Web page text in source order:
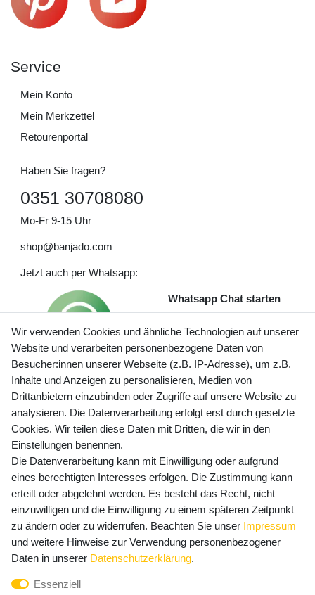
Service
Mein Konto
Mein Merkzettel
Retourenportal
Haben Sie fragen?
0351 30708080
Mo-Fr 9-15 Uhr
shop@banjado.com
Jetzt auch per Whatsapp:
Whatsapp Chat starten
Preisangaben inkl. gesetzl. MwSt. und zzgl. Service- und
Versandkosten
Newsletter Anmeldung - Keine Angebote
mehr verpassen!
E-MAIL **
Newsletter
Honig
Hiermit bestätige ich, dass ich dieDaten­schutz­erklärung
widerrufen.**
Wir verwenden Cookies und ähnliche Technologien auf unserer
Website und verarbeiten personenbezogene Daten von
Besucher:innen unserer Webseite (z.B. IP-Adresse), um z.B.
Inhalte und Anzeigen zu personalisieren, Medien von
Drittanbietern einzubinden oder Zugriffe auf unsere Website zu
analysieren. Die Datenverarbeitung erfolgt erst durch gesetzte
Cookies. Wir teilen diese Daten mit Dritten, die wir in den
Einstellungen benennen.
Die Datenverarbeitung kann mit Einwilligung oder aufgrund
eines berechtigten Interesses erfolgen. Die Zustimmung kann
erteilt oder abgelehnt werden. Es besteht das Recht, nicht
einzuwilligen und die Einwilligung zu einem späteren Zeitpunkt
zu ändern oder zu widerrufen. Beachten Sie unser Impressum
und weitere Hinweise zur Verwendung personenbezogener
Daten in unserer Daten­schutz­erklärung.
Essenziell